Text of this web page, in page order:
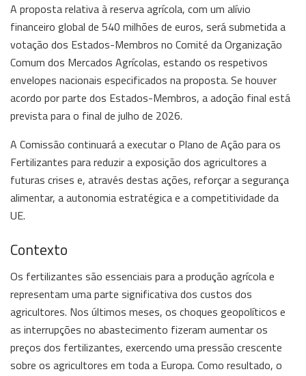
A proposta relativa à reserva agrícola, com um alívio
financeiro global de 540 milhões de euros, será submetida a
votação dos Estados-Membros no Comité da Organização
Comum dos Mercados Agrícolas, estando os respetivos
envelopes nacionais especificados na proposta. Se houver
acordo por parte dos Estados-Membros, a adoção final está
prevista para o final de julho de 2026.
A Comissão continuará a executar o Plano de Ação para os
Fertilizantes para reduzir a exposição dos agricultores a
futuras crises e, através destas ações, reforçar a segurança
alimentar, a autonomia estratégica e a competitividade da
UE.
Contexto
Os fertilizantes são essenciais para a produção agrícola e
representam uma parte significativa dos custos dos
agricultores. Nos últimos meses, os choques geopolíticos e
as interrupções no abastecimento fizeram aumentar os
preços dos fertilizantes, exercendo uma pressão crescente
sobre os agricultores em toda a Europa. Como resultado, o